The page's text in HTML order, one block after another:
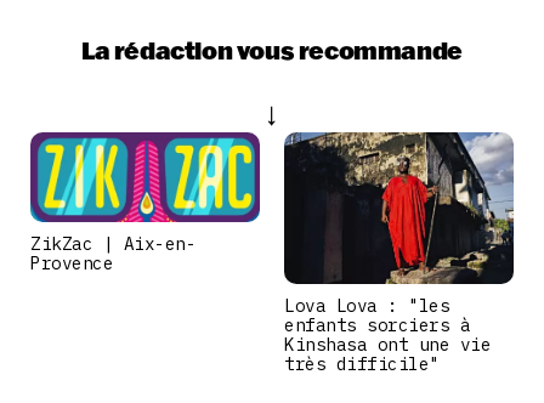
La rédaction vous recommande
ZikZac | Aix-en-
Provence
Lova Lova : "les
enfants sorciers à
Kinshasa ont une vie
très difficile"